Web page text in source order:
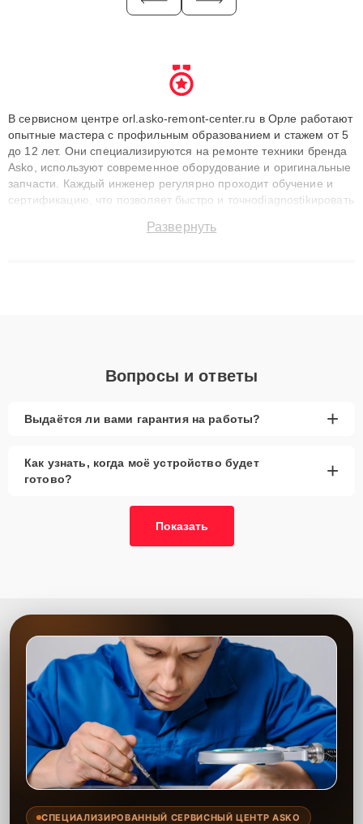
В сервисном центре orl.asko-remont-center.ru в Орле работают
опытные мастера с профильным образованием и стажем от 5
до 12 лет. Они специализируются на ремонте техники бренда
Asko, используют современное оборудование и оригинальные
запчасти. Каждый инженер регулярно проходит обучение и
сертификацию, что позволяет быстро и точноdiagnostikировать
до 3 лет. Наши мастера решают сложные случаи: от замены
Развернуть
Вопросы и ответы
Выдаётся ли вами гарантия на работы? +
Как узнать, когда моё устройство будет
готово?
+
Показать
СПЕЦИАЛИЗИРОВАННЫЙ СЕРВИСНЫЙ ЦЕНТР ASKO